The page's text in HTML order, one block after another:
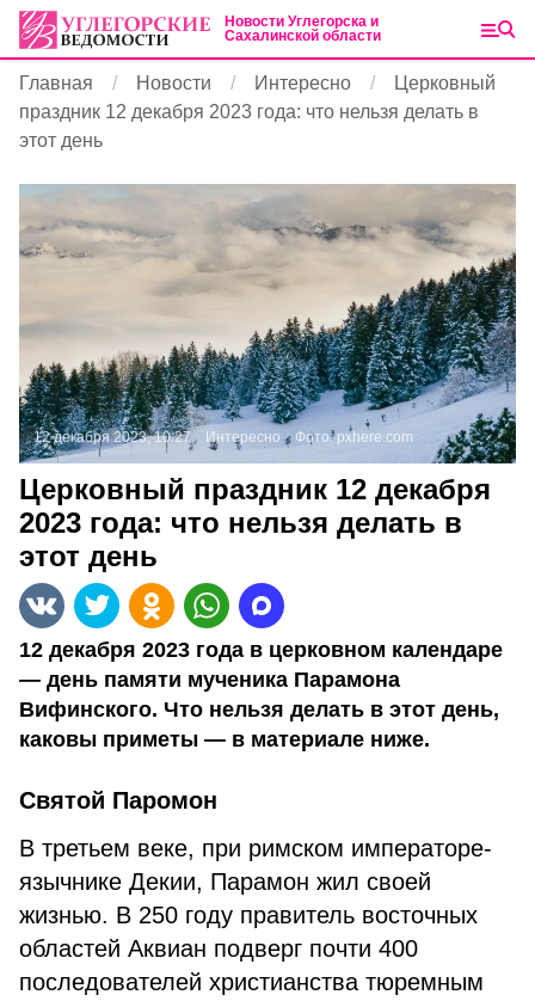
Новости Углегорска и
Сахалинской области
Главная Новости Интересно
Церковный
праздник 12 декабря 2023 года: что нельзя делать в
этот день
12 декабря 2023, 10:27 Интересно Фото:pxhere.com
Церковный праздник 12 декабря
2023 года: что нельзя делать в
этот день
12 декабря 2023 года в церковном календаре
— день памяти мученика Парамона
Вифинского. Что нельзя делать в этот день,
каковы приметы — в материале ниже.
Святой Паромон
В третьем веке, при римском императоре-
язычнике Декии, Парамон жил своей
жизнью. В 250 году правитель восточных
областей Аквиан подверг почти 400
последователей христианства тюремным